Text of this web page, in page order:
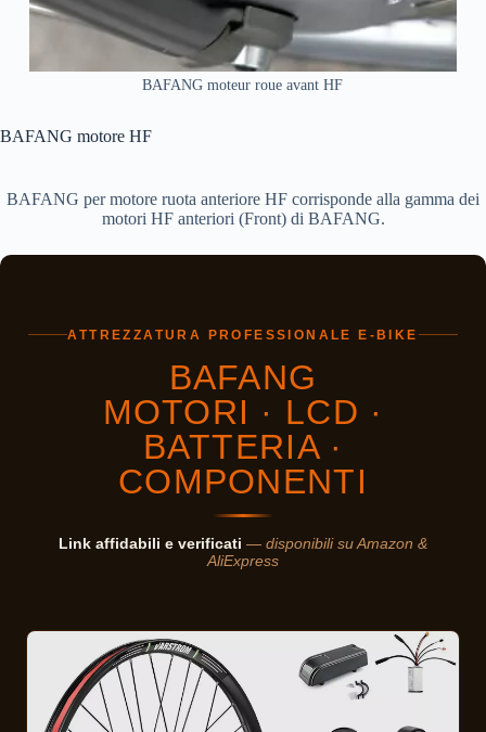
BAFANG moteur roue avant HF
BAFANG motore HF
BAFANG per motore ruota anteriore HF corrisponde alla gamma dei
motori HF anteriori (Front) di BAFANG.
ATTREZZATURA PROFESSIONALE E-BIKE
BAFANG
MOTORI · LCD ·
BATTERIA ·
COMPONENTI
Link affidabili e verificati — disponibili su Amazon &
AliExpress